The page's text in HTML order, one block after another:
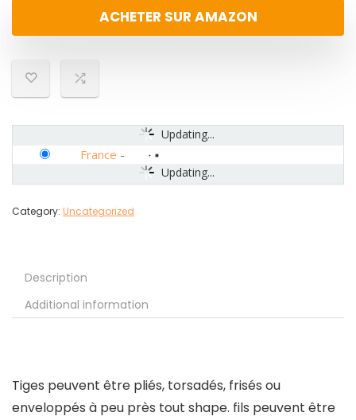
ACHETER SUR AMAZON
Updating...
Updating...
France -
Category: Uncategorized
Description
Additional information
Tiges peuvent être pliés, torsadés, frisés ou
enveloppés à peu près tout shape. fils peuvent être